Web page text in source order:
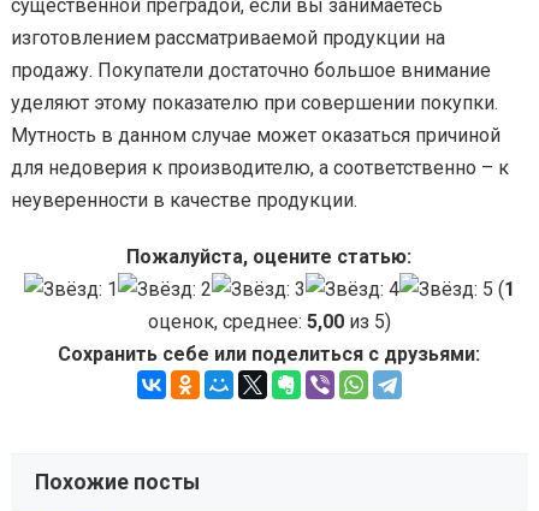
существенной преградой, если вы занимаетесь
изготовлением рассматриваемой продукции на
продажу. Покупатели достаточно большое внимание
уделяют этому показателю при совершении покупки.
Мутность в данном случае может оказаться причиной
для недоверия к производителю, а соответственно – к
неуверенности в качестве продукции.
Пожалуйста, оцените статью:
(1
оценок, среднее: 5,00из 5)
Сохранить себе или поделиться с друзьями:
Похожие посты